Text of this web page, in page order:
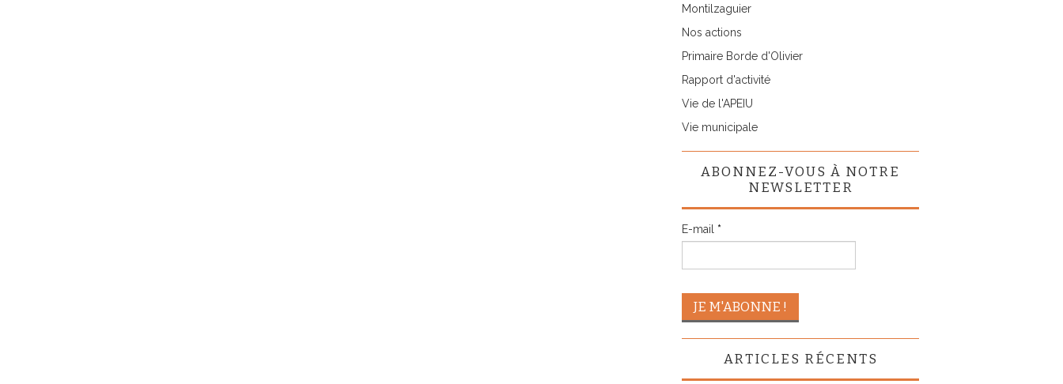
Montilzaguier
Nos actions
Primaire Borde d'Olivier
Rapport d'activité
Vie de l'APEIU
Vie municipale
ABONNEZ-VOUS À NOTRE
NEWSLETTER
E-mail *
ARTICLES RÉCENTS